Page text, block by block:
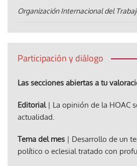
Organización Internacional del
Participación y diálogo
Las secciones abiertas a tu
Editorial| La opinión de la HOAC
actualidad.
Tema del mes | Desarrollo de un
político o eclesial tratado con